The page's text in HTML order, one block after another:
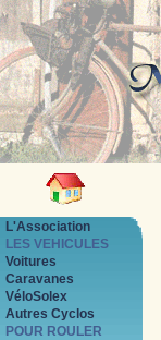
L'Association
LES VEHICULES
Voitures
Caravanes
VéloSolex
Autres Cyclos
POUR ROULER